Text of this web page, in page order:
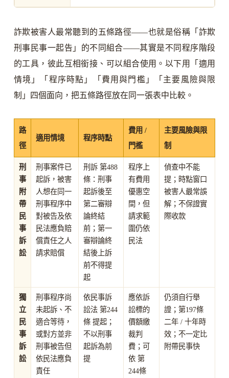
詐欺被害人最常聽到的五條路徑——也就是俗稱「詐欺
刑事民事一起告」的不同組合——其實是不同程序階段
的工具，彼此互相銜接、可以組合使用。以下用「適用
情境」「程序時點」「費用與門檻」「主要風險與限
制」四個面向，把五條路徑放在同一張表中比較。
路
徑
適用情境 程序時點
費用 /
門檻
主要風險與限
制
刑
事
附
帶
民
事
訴
訟
刑事案件已
起訴，被害
人想在同一
刑事程序中
對被告及依
民法應負賠
償責任之人
請求賠償
刑訴 第488
條：刑事
起訴後至
第二審辯
論終結
前；第一
審辯論終
結後上訴
前不得提
起
程序上
有費用
優惠空
間，但
請求範
圍仍依
民法
偵查中不能
提；時點窗口
被害人最常誤
解；不保證實
際收款
獨
立
民
事
訴
訟
刑事程序尚
未起訴、不
適合等待，
或對方並非
刑事被告但
依民法應負
責任
依民事訴
訟法 第244
條 提起；
不以刑事
起訴為前
提
應依訴
訟標的
價額繳
裁判
費；可
依 第
244條
仍須自行舉
證；第197條
二年 / 十年時
效；不一定比
附帶民事快